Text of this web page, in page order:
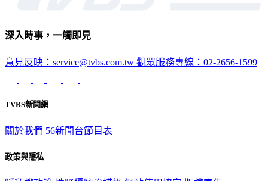
深入時事，一觸即見
意見反映：service@tvbs.com.tw 觀眾服務專線：02-2656-1599
TVBS新聞網
關於我們 56新聞台節目表
政策與隱私